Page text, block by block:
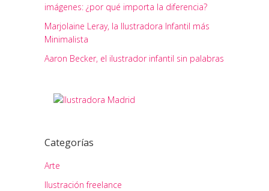
imágenes: ¿por qué importa la diferencia?
Marjolaine Leray, la Ilustradora Infantil más
Minimalista
Aaron Becker, el ilustrador infantil sin palabras
Categorías
Arte
Ilustración freelance